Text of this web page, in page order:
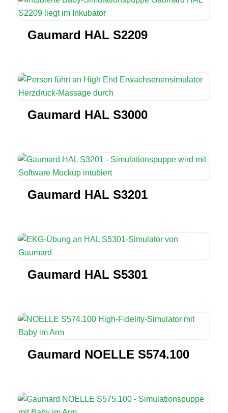
Gaumard HAL S2209
Gaumard HAL S3000
Gaumard HAL S3201
Gaumard HAL S5301
Gaumard NOELLE S574.100